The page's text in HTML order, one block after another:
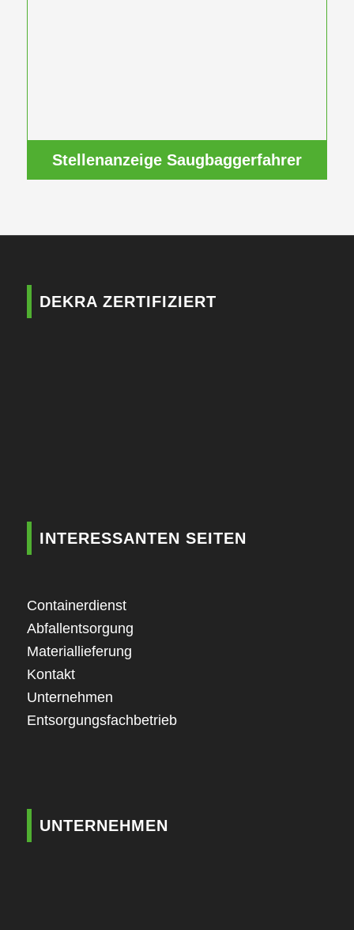
Stellenanzeige Saugbaggerfahrer
DEKRA ZERTIFIZIERT
INTERESSANTEN SEITEN
Containerdienst
Abfallentsorgung
Materiallieferung
Kontakt
Unternehmen
Entsorgungsfachbetrieb
UNTERNEHMEN